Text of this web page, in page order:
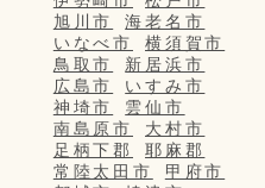
旭川市
海老名市
いなべ市
横須賀市
鳥取市
新居浜市
広島市
いすみ市
神埼市
雲仙市
南島原市
大村市
足柄下郡
耶麻郡
常陸太田市
甲府市